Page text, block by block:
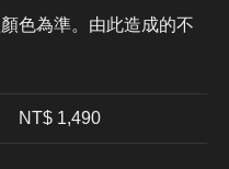
色為準。由此造成的不
NT$ 1,490